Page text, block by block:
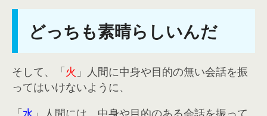
どっちも素晴らしいんだ
そして、「火 」人間に中身や目的の無い会話を振
ってはいけないように、
「水 」人間には、中身や目的のある会話を振って